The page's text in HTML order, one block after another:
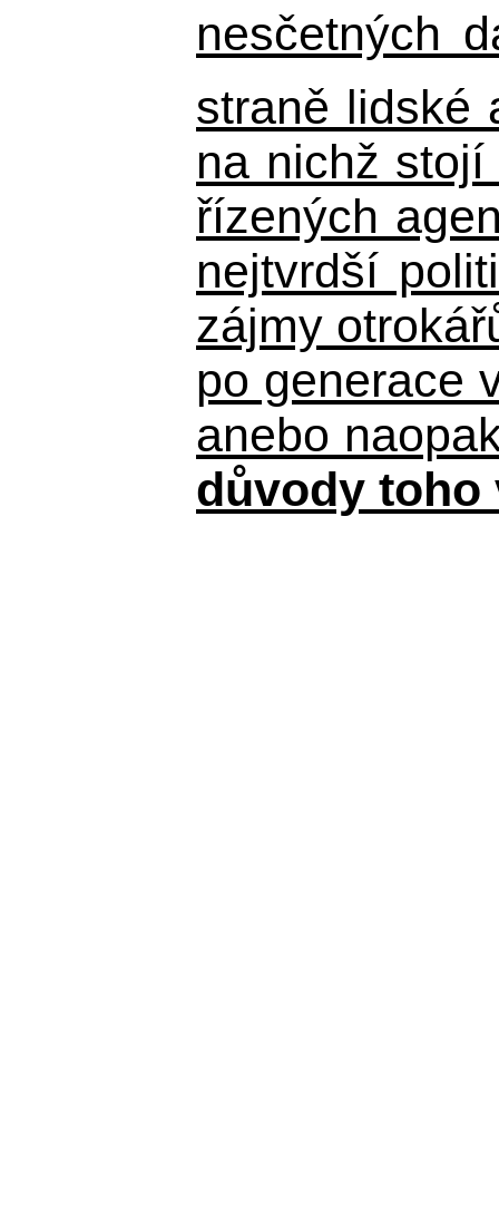
nesčetných
straně lidské
na nichž
řízených
nejtvrdší
zájmy
po generace
anebo
důvody toho